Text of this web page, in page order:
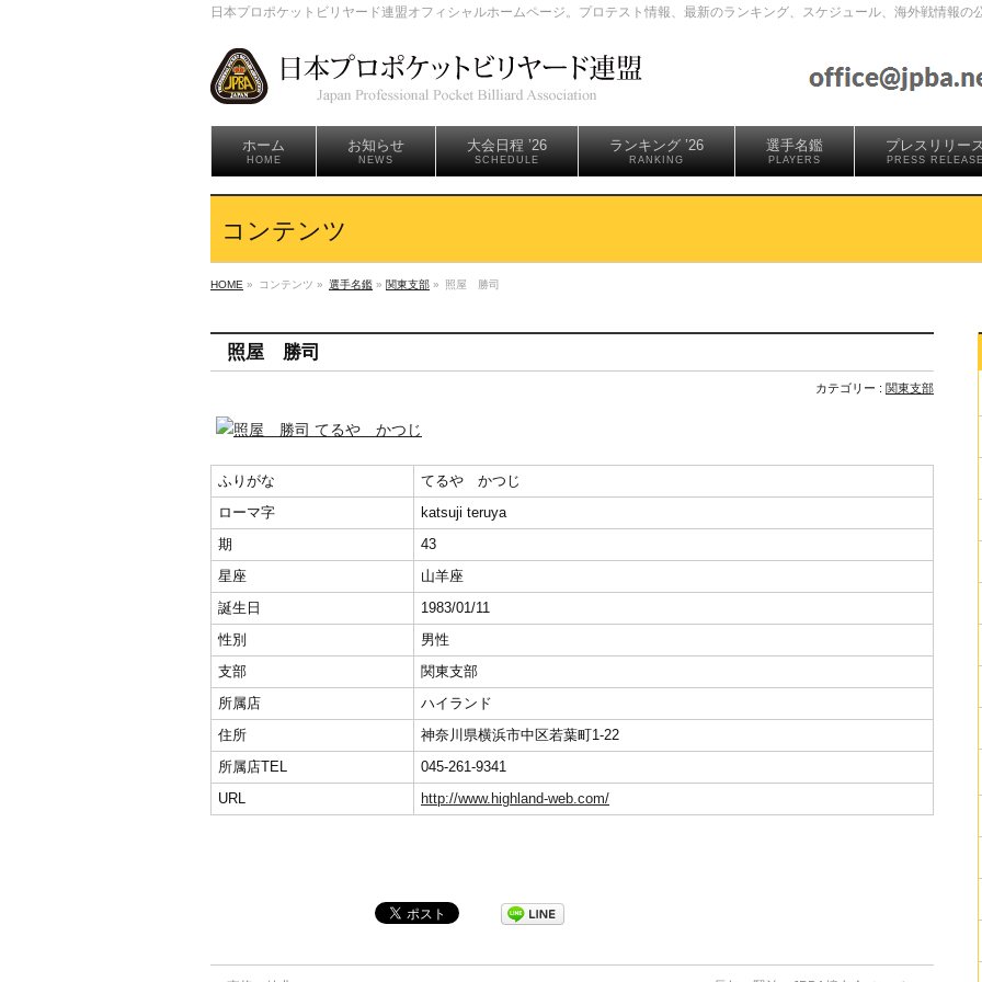
日本プロポケットビリヤード連盟オフィシャルホームページ。プロテスト情報、最新のランキング、スケジュール、海外戦情報の
ホーム
HOME
お知らせ
NEWS
大会日程 ’26
SCHEDULE
ランキング ’26
RANKING
選手名鑑
PLAYERS
プレスリリー
PRESS
コンテンツ
HOME » コンテンツ » 選手名鑑 » 関東支部 » 照屋 勝司
照屋 勝司
カテゴリー : 関東支部
ふりがな
てるや かつじ
ローマ字
katsuji teruya
期
43
星座
山羊座
誕生日
1983/01/11
性別
男性
支部
関東支部
所属店
ハイランド
住所
神奈川県横浜市中区若葉町1-22
所属店TEL
045-261-9341
URL
http://www.highland-web.com/